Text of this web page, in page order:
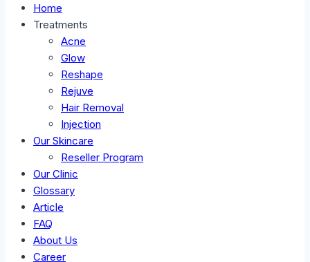
Home
Treatments
Acne
Glow
Reshape
Rejuve
Hair Removal
Injection
Our Skincare
Reseller Program
Our Clinic
Glossary
Article
FAQ
About Us
Career